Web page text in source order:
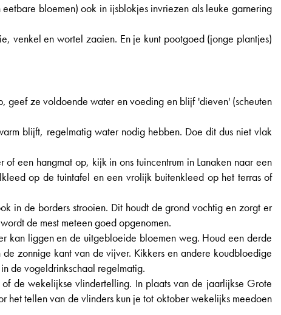
bloemen) ook in ijsblokjes invriezen als leuke garnering
venkel en wortel zaaien. En je kunt pootgoed (jonge plantjes)
geef ze voldoende water en voeding en blijf 'dieven' (scheuten
blijft, regelmatig water nodig hebben. Doe dit dus niet vlak
een hangmat op, kijk in ons tuincentrum in Lanaken naar een
op de tuintafel en een vrolijk buitenkleed op het terras of
in de borders strooien. Dit houdt de grond vochtig en zorgt er
de mest meteen goed opgenomen.
kan liggen en de uitgebloeide bloemen weg. Houd een derde
zonnige kant van de vijver. Kikkers en andere koudbloedige
de vogeldrinkschaal regelmatig.
de wekelijkse vlindertelling. In plaats van de jaarlijkse Grote
het tellen van de vlinders kun je tot oktober wekelijks meedoen